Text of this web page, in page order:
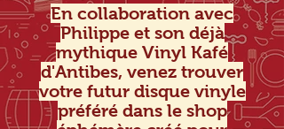
En collaboration avec
Philippe et son déjà
mythique Vinyl Kafé
d'Antibes, venez trouver
votre futur disque vinyle
préféré dans le shop